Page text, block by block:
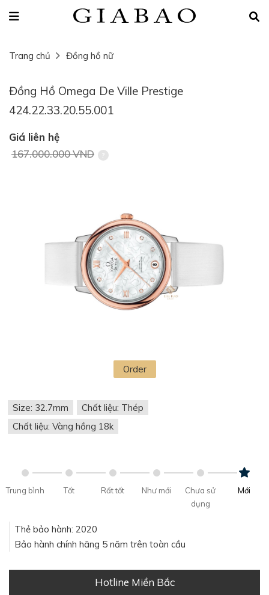
Trang chủ Đồng hồ nữ
Đồng Hồ Omega De Ville Prestige
424.22.33.20.55.001
Giá liên hệ
167.000.000 VND
Order
Size: 32.7mm
Chất liệu: Thép
Chất liệu: Vàng hồng 18k
Trung bình Tốt Rất tốt Như mới
Chưa sử
dụng
Mới
Thẻ bảo hành: 2020
Bảo hành chính hãng 5 năm trên toàn cầu
Hotline Miền Bắc